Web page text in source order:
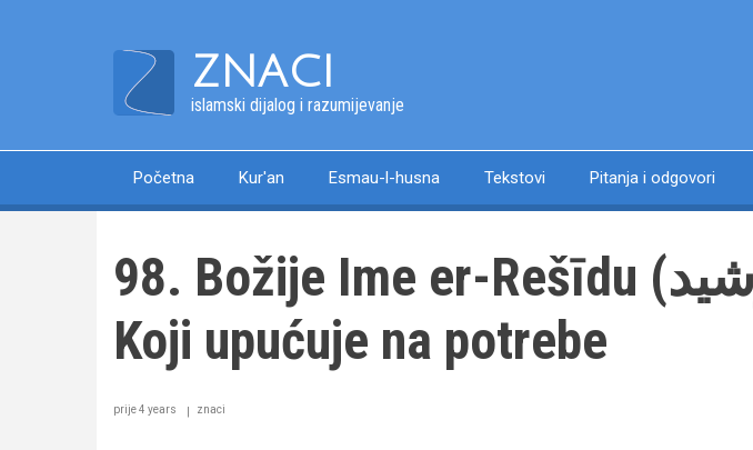
ZNACI
islamski dijalog i razumijevanje
Main
Početna Kur'an Esmau-l-husna Tekstovi Pitanja i odgovori
98. Božije Ime er-Rešīdu (الرشید) –
Koji upućuje na potrebe
prije 4 years znaci